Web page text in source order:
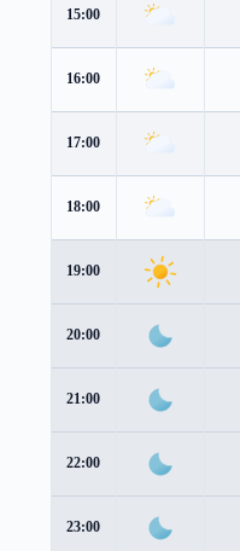
15:00
16:00
17:00
18:00
19:00
20:00
21:00
22:00
23:00